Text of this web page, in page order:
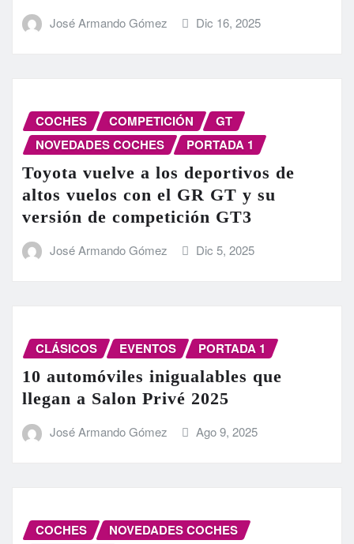
José Armando Gómez Dic 16, 2025
COCHES COMPETICIÓN
GT
NOVEDADES COCHES
PORTADA 1
Toyota vuelve a los deportivos de
altos vuelos con el GR GT y su
versión de competición GT3
José Armando Gómez Dic 5, 2025
CLÁSICOS EVENTOS PORTADA 1
10 automóviles inigualables que
llegan a Salon Privé 2025
José Armando Gómez Ago 9, 2025
COCHES
NOVEDADES COCHES